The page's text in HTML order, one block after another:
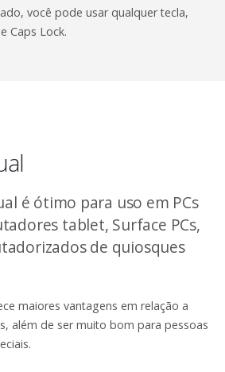
você pode usar qualquer tecla,
Caps Lock.
é ótimo para uso em PCs
tablet, Surface PCs,
de quiosques
maiores vantagens em relação a
além de ser muito bom para pessoas